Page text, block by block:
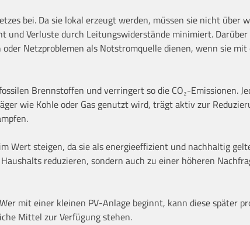
bei. Da sie lokal erzeugt werden, müssen sie nicht über
und Verluste durch Leitungswiderstände minimiert.
Netzproblemen als Notstromquelle dienen, wenn sie mit
Brennstoffen und verringert so die CO₂-Emissionen.
wie Kohle oder Gas genutzt wird, trägt aktiv zur
Wert steigen, da sie als energieeffizient und nachhaltig
reduzieren, sondern auch zu einer höheren
mit einer kleinen PV-Anlage beginnt, kann diese später
Mittel zur Verfügung stehen.